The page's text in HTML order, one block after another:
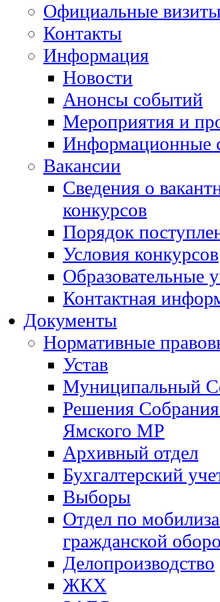
Официальные
Контакты
Информация
Новости
Анонсы событий
Мероприятия и
Информационные
Вакансии
Сведения о
конкурсов
Порядок
Условия конкурсов
Образовательные
Контактная
Документы
Нормативные
Устав
Муниципальный
Решения
Ямского МР
Архивный отдел
Бухгалтерский
Выборы
Отдел по
гражданской
Делопроизводство
ЖКХ